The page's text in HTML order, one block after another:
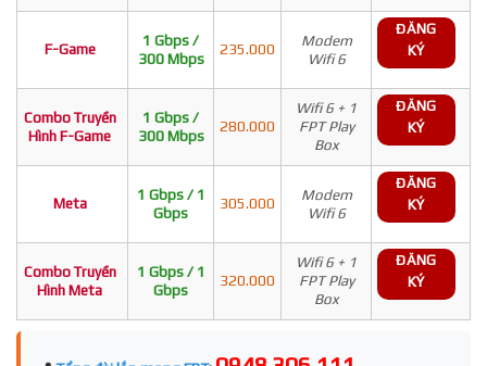
F-Game
1 Gbps /
300 Mbps
235.000
Modem
Wifi 6
ĐĂNG
KÝ
Combo Truyền
Hình F-Game
1 Gbps /
300 Mbps
280.000
Wifi 6 + 1
FPT Play
Box
ĐĂNG
KÝ
Meta
1 Gbps / 1
Gbps
305.000
Modem
Wifi 6
ĐĂNG
KÝ
Combo Truyền
Hình Meta
1 Gbps / 1
Gbps
320.000
Wifi 6 + 1
FPT Play
Box
ĐĂNG
KÝ